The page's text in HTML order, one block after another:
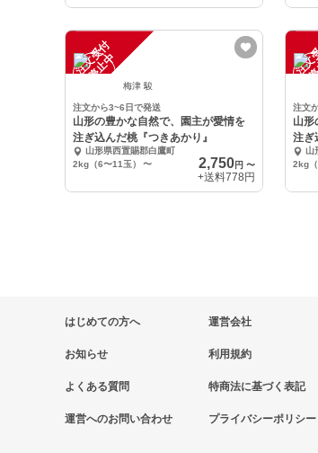
注
文
受
付
停
止
中
梅津 駿
注文から3~6日で発送
山形の豊かな自然で、園主が愛情を
注ぎ込んだ桃『つきあかり』
山形県西置賜郡白鷹町
2kg（6〜11玉）
〜 2,750円 〜
+送料778円
注文
山形
注ぎ
月8山
2kg（
はじめての方へ
お知らせ
よくある質問
運営へのお問い合わせ
運営会社
利用規約
特商法に基づく表記
プライバシーポリシー